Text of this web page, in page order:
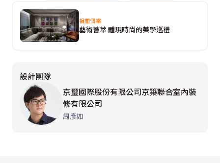
相關個案
藝術薈萃 體現時尚的美學巡禮
設計團隊
京璽國際股份有限公司京築聯合室內裝
修有限公司
周彥如